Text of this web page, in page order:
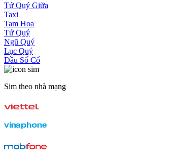
Tứ Quý Giữa
Taxi
Tam Hoa
Tứ Quý
Ngũ Quý
Lục Quý
Đầu Số Cổ
Sim theo nhà mạng